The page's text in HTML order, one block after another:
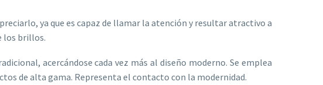
ya que es capaz de llamar la atención y resultar atractivo a
los brillos.
acercándose cada vez más al diseño moderno. Se emplea
de alta gama. Representa el contacto con la modernidad.